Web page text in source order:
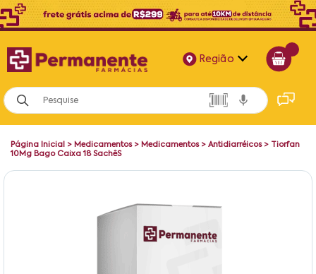
Região
Alagoas
Bahia
Página Inicial > Medicamentos> Medicamentos> Antidiarréicos> Tiorfan
10Mg Bago Caixa 18 SachêS